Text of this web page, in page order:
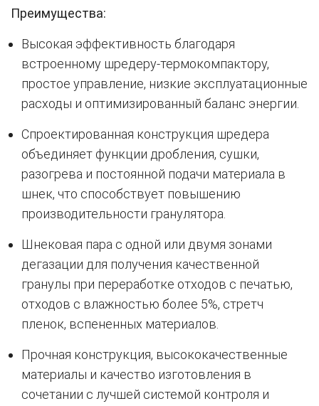
Преимущества:
Высокая эффективность благодаря
встроенному шредеру-термокомпактору,
простое управление, низкие эксплуатационные
расходы и оптимизированный баланс энергии.
Спроектированная конструкция шредера
объединяет функции дробления, сушки,
разогрева и постоянной подачи материала в
шнек, что способствует повышению
производительности гранулятора.
Шнековая пара с одной или двумя зонами
дегазации для получения качественной
гранулы при переработке отходов с печатью,
отходов с влажностью более 5%, стретч
пленок, вспененных материалов.
Прочная конструкция, высококачественные
материалы и качество изготовления в
сочетании с лучшей системой контроля и